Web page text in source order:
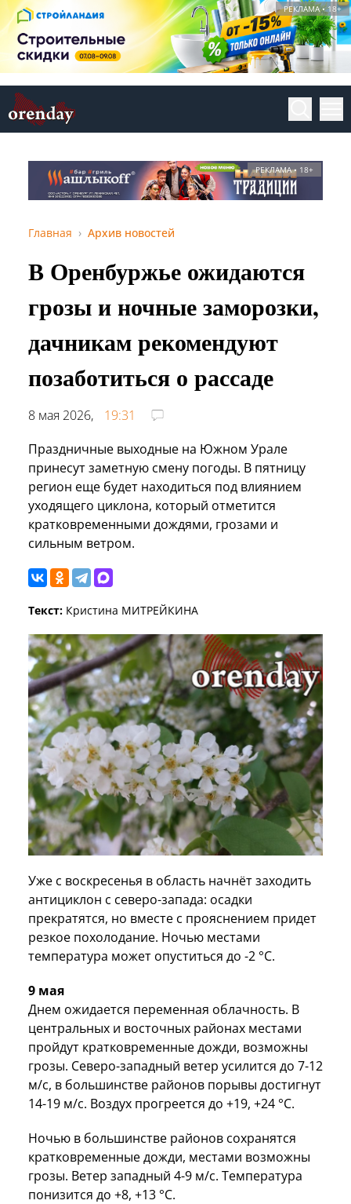
РЕКЛАМА • 18+
РЕКЛАМА • 18+
Главная Архив новостей
В Оренбуржье ожидаются
грозы и ночные заморозки,
дачникам рекомендуют
позаботиться о рассаде
8 мая 2026,
19:31
Праздничные выходные на Южном Урале
принесут заметную смену погоды. В пятницу
регион еще будет находиться под влиянием
уходящего циклона, который отметится
кратковременными дождями, грозами и
сильным ветром.
Текст: Кристина МИТРЕЙКИНА
Уже с воскресенья в область начнёт заходить
антициклон с северо-запада: осадки
прекратятся, но вместе с прояснением придет
резкое похолодание. Ночью местами
температура может опуститься до -2 °C.
9 мая
Днем ожидается переменная облачность. В
центральных и восточных районах местами
пройдут кратковременные дожди, возможны
грозы. Северо-западный ветер усилится до 7-12
м/с, в большинстве районов порывы достигнут
14-19 м/с. Воздух прогреется до +19, +24 °C.
Ночью в большинстве районов сохранятся
кратковременные дожди, местами возможны
грозы. Ветер западный 4-9 м/с. Температура
понизится до +8, +13 °C.